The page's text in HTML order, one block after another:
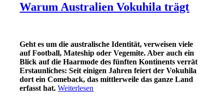
Warum Australien Vokuhila trägt
Geht es um die australische Identität, verweisen viele
auf Football, Mateship oder Vegemite. Aber auch ein
Blick auf die Haarmode des fünften Kontinents verrät
Erstaunliches: Seit einigen Jahren feiert der Vokuhila
dort ein Comeback, das mittlerweile das ganze Land
erfasst hat. Weiterlesen